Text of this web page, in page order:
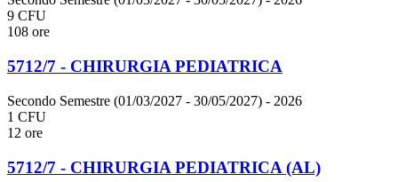
9 CFU
108 ore
5712/7 - CHIRURGIA PEDIATRICA
Secondo Semestre (01/03/2027 - 30/05/2027) - 2026
1 CFU
12 ore
5712/7 - CHIRURGIA PEDIATRICA (AL)